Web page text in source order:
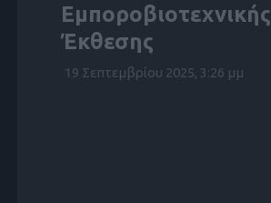
Εμποροβιοτεχνικής
Έκθεσης
19 Σεπτεμβρίου 2025, 3:26 μμ